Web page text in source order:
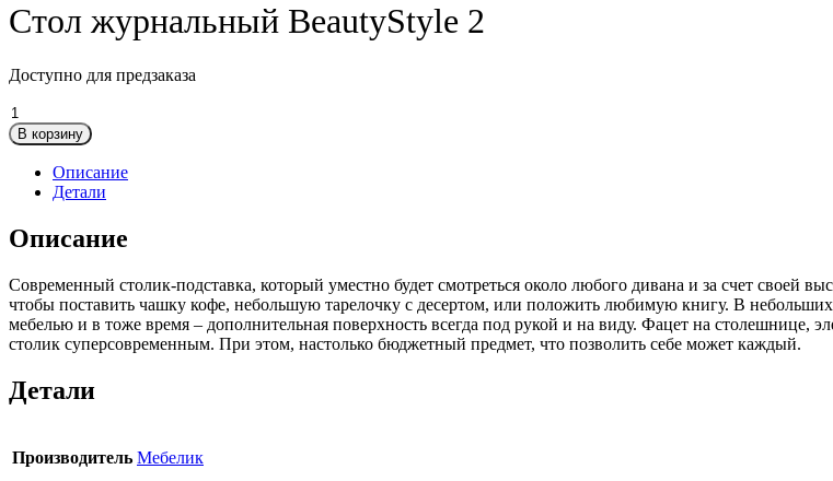
Стол журнальный BeautyStyle 2
Доступно для предзаказа
Количество
товара
Стол
журнальный
BeautyStyle
В корзину
Описание
Детали
Описание
Современный столик-подставка, который уместно будет смотреться около любого дивана и за счет своей
чтобы поставить чашку кофе, небольшую тарелочку с десертом, или положить любимую книгу. В
мебелью и в тоже время – дополнительная поверхность всегда под рукой и на виду. Фацет на столешнице,
столик суперсовременным. При этом, настолько бюджетный предмет, что позволить себе может каждый.
Детали
Производитель Мебелик